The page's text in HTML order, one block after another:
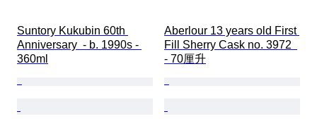
Suntory Kukubin 60th
Anniversary  - b. 1990s -
360ml
Aberlour 13 years old First
Fill Sherry Cask no. 3972
- 70厘升